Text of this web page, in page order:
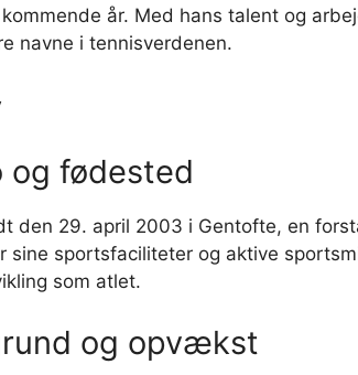
år. Med hans talent og
navne i tennisverdenen.
og fødested
den 29. april 2003 i Gentofte, en
sine sportsfaciliteter og aktive
som atlet.
og opvækst